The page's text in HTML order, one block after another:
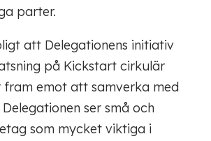
parter.
att Delegationens initiativ
på Kickstart cirkulär
fram emot att samverka med
Delegationen ser små och
som mycket viktiga i